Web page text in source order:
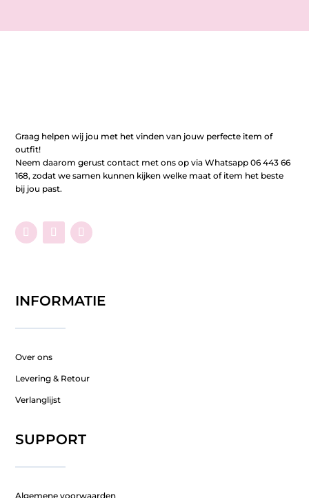
Graag helpen wij jou met het vinden van jouw perfecte item of
outfit!
Neem daarom gerust contact met ons op via Whatsapp 06 443 66
168, zodat we samen kunnen kijken welke maat of item het beste
bij jou past.
INFORMATIE
Over ons
Levering & Retour
Verlanglijst
SUPPORT
Algemene voorwaarden